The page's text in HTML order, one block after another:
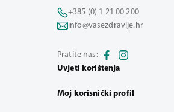
+385 (0) 1 21 00 200
info@vasezdravlje.hr
Pratite nas:
Uvjeti korištenja
Moj korisnički profil